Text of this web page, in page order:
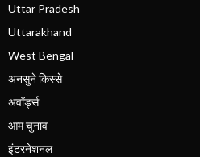
Uttar Pradesh
Uttarakhand
West Bengal
अनसुने किस्से
अवॉर्ड्स
आम चुनाव
इंटरनेशनल